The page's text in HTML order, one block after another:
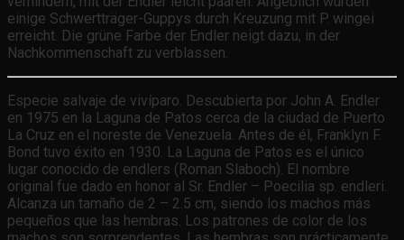
einige Schwertträger-Guppys durch Kreuzung mit P. wingei
erreicht. Die grüne Farbe der Endler neigt dazu, in der
Nachkommenschaft zu verblassen.
Especie salvaje de vivíparo. Descubierta por John A. Endler
en 1975 en la Laguna de Patos cerca de la ciudad de Puerto
La Cruz en el noreste de Venezuela. Antes de él, Franklyn F.
Bond tuvo éxito en 1930. La Laguna de Patos es el único
lugar conocido de endlers (Roman Slaboch). El nombre
original fue dado en honor al Sr. Endler – Poecilia sp. endleri.
Alcanza un tamaño de 2 – 2.5 cm, siendo los machos más
pequeños que las hembras. Los patrones de color de los